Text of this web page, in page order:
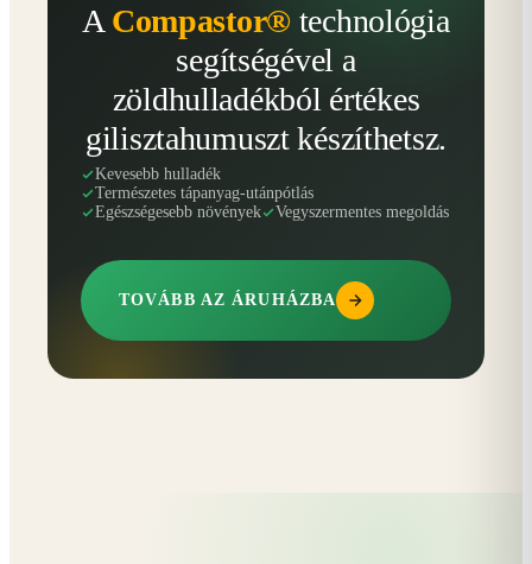
A Compastor® technológia
segítségével a
zöldhulladékból értékes
gilisztahumuszt készíthetsz.
Kevesebb hulladék
Természetes tápanyag-utánpótlás
Egészségesebb növények
Vegyszermentes megoldás
TOVÁBB AZ ÁRUHÁZBA